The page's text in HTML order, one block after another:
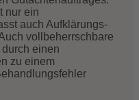
nur ein
auch Aufklärungs-
vollbeherrschbare
einen
zu einem